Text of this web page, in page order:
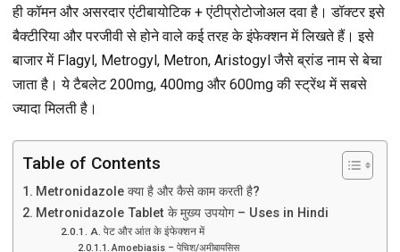
ही कॉमन और असरदार एंटीबायोटिक + एंटीप्रोटोजोअल दवा है। डॉक्टर इसे
बैक्टीरिया और परजीवी से होने वाले कई तरह के इंफेक्शन में लिखते हैं। इसे
बाजार में Flagyl, Metrogyl, Metron, Aristogyl जैसे ब्रांड नाम से बेचा
जाता है। ये टैबलेट 200mg, 400mg और 600mg की स्ट्रेंथ में सबसे
ज्यादा मिलती है।
Table of Contents
Metronidazole क्या है और कैसे काम करती है?
Metronidazole Tablet के मुख्य उपयोग – Uses in Hindi
A. पेट और आंत के इंफेक्शन में
Amoebiasis – पेचिश/अमीबायसिस